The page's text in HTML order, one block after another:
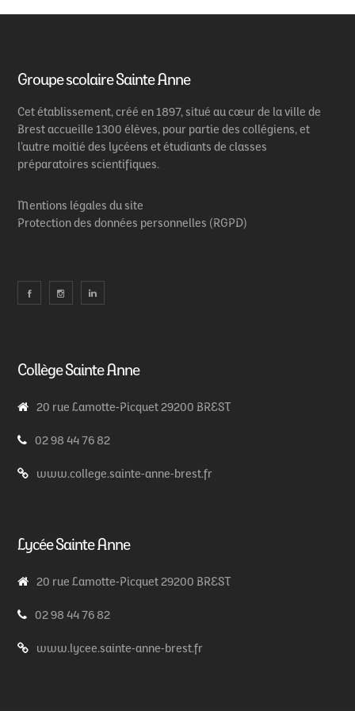
Groupe scolaire Sainte Anne
Cet établissement, créé en 1897, situé au cœur de la ville de
Brest accueille 1300 élèves, pour partie des collégiens, et
l’autre moitié des lycéens et étudiants de classes
préparatoires scientifiques.
Mentions légales du site
Protection des données personnelles (RGPD)
Collège Sainte Anne
20 rue Lamotte-Picquet 29200 BREST
02 98 44 76 82
www.college.sainte-anne-brest.fr
Lycée Sainte Anne
20 rue Lamotte-Picquet 29200 BREST
02 98 44 76 82
www.lycee.sainte-anne-brest.fr